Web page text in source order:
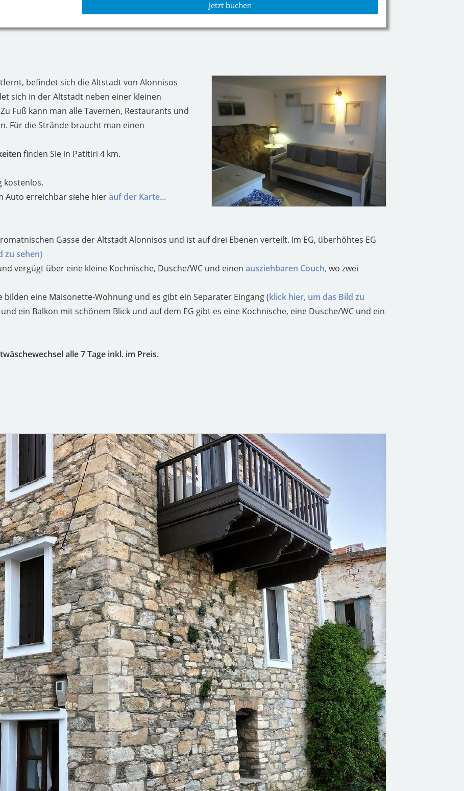
Jetzt buchen
befindet sich die Altstadt von Alonnisos
sich in der Altstadt neben einer kleinen
Fuß kann man alle Tavernen, Restaurants und
Für die Strände braucht man einen
finden Sie in Patitiri 4 km.
kostenlos.
Auto erreichbar siehe hierauf der Karte...
Gasse der Altstadt Alonnisos und ist auf drei Ebenen verteilt. Im EG, überhöhtes EG
zu sehen)
vergügt über eine kleine Kochnische, Dusche/WC und einen ausziehbaren Couch, wo zwei
bilden eine Maisonette-Wohnung und es gibt ein Separater Eingang (klick hier, um das Bild zu
ein Balkon mit schönem Blick und auf dem EG gibt es eine Kochnische, eine Dusche/WC und ein
alle 7 Tage inkl. im Preis.